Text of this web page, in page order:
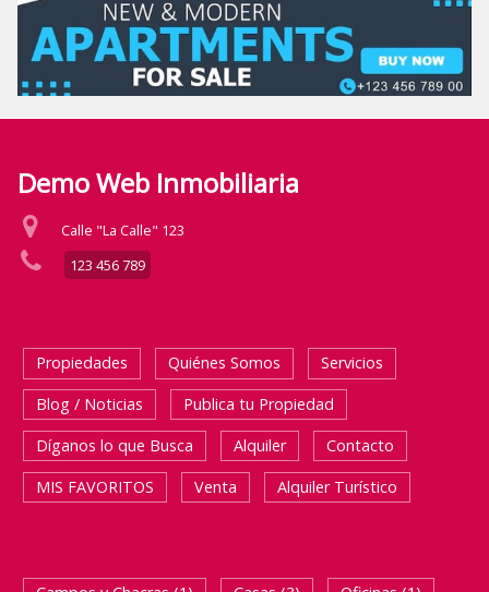
Demo Web Inmobiliaria
Calle "La Calle" 123
123 456 789
Propiedades Quiénes Somos
Servicios
Blog / Noticias
Publica tu Propiedad
Díganos lo que Busca
Alquiler
Contacto
MIS FAVORITOS
Venta Alquiler Turístico